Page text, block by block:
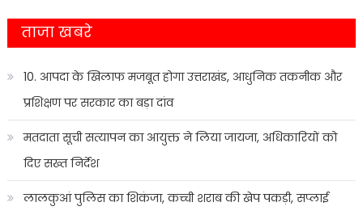
ताजा खबरे
10. आपदा के खिलाफ मजबूत होगा उत्तराखंड, आधुनिक तकनीक और
प्रशिक्षण पर सरकार का बड़ा दांव
मतदाता सूची सत्यापन का आयुक्त ने लिया जायजा, अधिकारियों को
दिए सख्त निर्देश
लालकुआं पुलिस का शिकंजा, कच्ची शराब की खेप पकड़ी, सप्लाई